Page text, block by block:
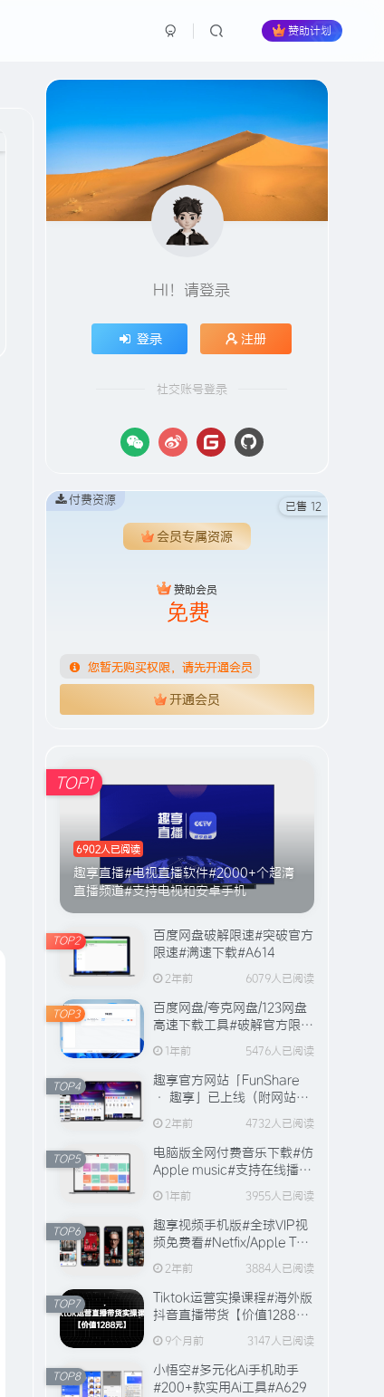
赞助计划
HI！请登录
登录 注册
社交账号登录
付费资源
会员专属资源
赞助会员
免费
您暂无购买权限，请先开通会员
开通会员
已售 12
6902人已阅读
趣享直播#电视直播软件#2000+个超清
直播频道#支持电视和安卓手机
TOP1
百度网盘破解限速#突破官方
限速#满速下载#A614
2年前 6079人已阅读
TOP2
百度网盘/夸克网盘/123网盘
高速下载工具#破解官方限速
#全程宽带峰值下载#A706
1年前 5476人已阅读
TOP3
趣享官方网站「FunShare
· 趣享」已上线（附网站功
能介绍）
2年前 4732人已阅读
TOP4
电脑版全网付费音乐下载#仿
Apple music#支持在线播放
与缓存#A631
1年前 3955人已阅读
TOP5
趣享视频手机版#全球VIP视
频免费看#Netfix/Apple TV
全站视频资源【20万+片
源】
2年前 3884人已阅读
TOP6
Tiktok运营实操课程#海外版
抖音直播带货【价值1288
元】#A594
9个月前 3147人已阅读
TOP7
小悟空#多元化Ai手机助手
#200+款实用Ai工具#A629
TOP8